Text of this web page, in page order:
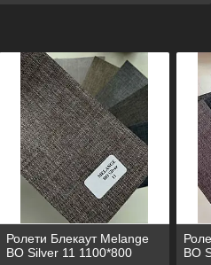
Ролети Блекаут Melange
BO Silver 11 1100*800
BO